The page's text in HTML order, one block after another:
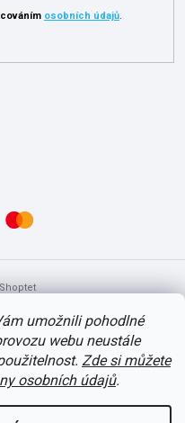
umožnili pohodlné
webu neustále
Zde si můžete
osobních údajů.
osobních údajů.
vyhrazena.Upravit nastavení